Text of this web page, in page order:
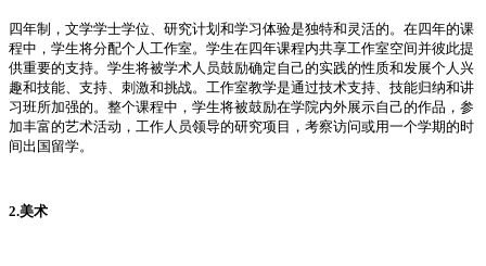
四年制，文学学士学位、研究计划和学习体验是独特和灵活的。在四年的课
程中，学生将分配个人工作室。学生在四年课程内共享工作室空间并彼此提
供重要的支持。学生将被学术人员鼓励确定自己的实践的性质和发展个人兴
趣和技能、支持、刺激和挑战。工作室教学是通过技术支持、技能归纳和讲
习班所加强的。整个课程中，学生将被鼓励在学院内外展示自己的作品，参
加丰富的艺术活动，工作人员领导的研究项目，考察访问或用一个学期的时
间出国留学。
2.美术